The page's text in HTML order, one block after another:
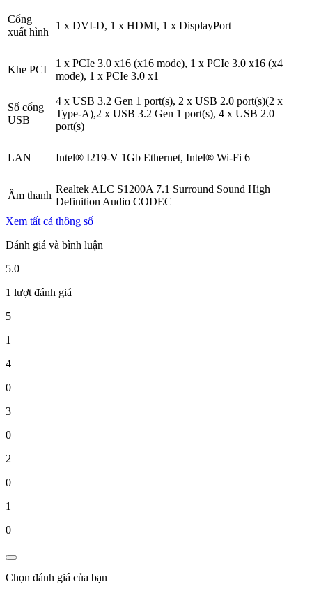
Cổng
xuất hình
1 x DVI-D, 1 x HDMI, 1 x DisplayPort
Khe PCI
1 x PCIe 3.0 x16 (x16 mode), 1 x PCIe 3.0 x16 (x4
mode), 1 x PCIe 3.0 x1
Số cổng
USB
4 x USB 3.2 Gen 1 port(s), 2 x USB 2.0 port(s)(2 x
Type-A),2 x USB 3.2 Gen 1 port(s), 4 x USB 2.0
port(s)
LAN Intel® I219-V 1Gb Ethernet, Intel® Wi-Fi 6
Âm thanh
Realtek ALC S1200A 7.1 Surround Sound High
Definition Audio CODEC
Xem tất cả thông số
Đánh giá và bình luận
5.0
1 lượt đánh giá
5
1
4
0
3
0
2
0
1
0
Chọn đánh giá của bạn